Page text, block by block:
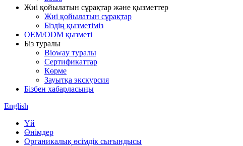
Жиі қойылатын сұрақтар және қызметтер
Жиі қойылатын сұрақтар
Біздің қызметіміз
OEM/ODM қызметі
Біз туралы
Bioway туралы
Сертификаттар
Көрме
Зауытқа экскурсия
Бізбен хабарласыңы
English
Үй
Өнімдер
Органикалық өсімдік сығындысы